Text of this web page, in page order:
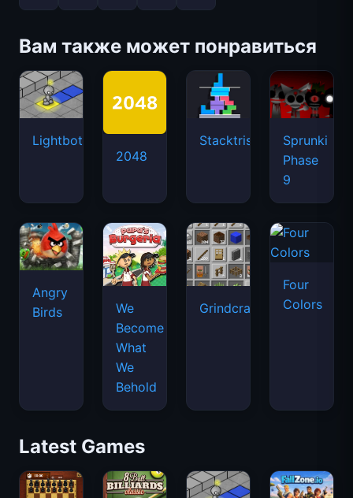
Вам также может понравиться
Lightbot
2048
Stacktris
Sprunki
Phase
9
Angry
Birds
We
Become
What
We
Behold
Grindcraft
Four
Colors
Latest Games